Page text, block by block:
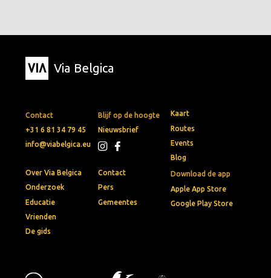
Via Belgica
Contact
+31 6 81 34 79 45
info@viabelgica.eu
Blijf op de hoogte
Nieuwsbrief
Download de app
Apple App Store
Google Play Store
Kaart
Routes
Events
Blog
Over Via Belgica
Onderzoek
Educatie
Vrienden
De gids
Contact
Pers
Gemeentes